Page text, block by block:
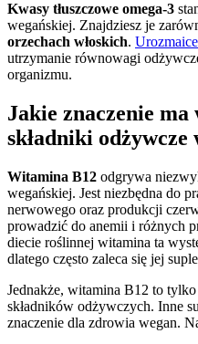
Kwasy tłuszczowe omega-3
wegańskiej. Znajdziesz je
orzechach włoskich.
utrzymanie równowagi
organizmu.
Jakie znaczenie
składniki odżywcze
Witamina B12 odgrywa
wegańskiej. Jest niezbędna do
nerwowego oraz produkcji
prowadzić do anemii i różnych
diecie roślinnej witamina ta
dlatego często zaleca się jej
Jednakże, witamina B12 to
składników odżywczych. Inne
znaczenie dla zdrowia wegan.